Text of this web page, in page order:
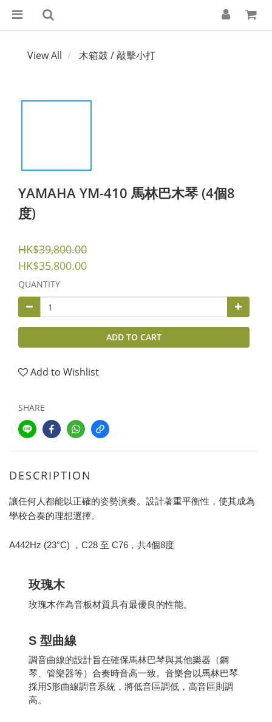
View All 木箱鼓 / 敲擊小打
YAMAHA YM-410 馬林巴木琴 (4個8
度)
HK$39,800.00
HK$35,800.00
QUANTITY
ADD TO CART
Add to Wishlist
SHARE
DESCRIPTION
讓任何人都能以正確的姿勢演奏。設計著重平衡性，使其成為
學校合奏的理想選擇。
A442Hz (23°C) ， C28 至 C76，共4個8度
玫瑰木
玫瑰木作為音板材質具有最優良的性能。
S 型曲線
調音曲線的設計旨在確保馬林巴琴與其他樂器（鋼
琴、管樂器等）合奏時音高一致。音樂會以馬林巴琴
採用S形曲線調音系統，將低音區調低，高音區則調
高。